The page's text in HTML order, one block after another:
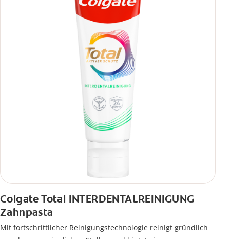
Colgate Total INTERDENTALREINIGUNG
Zahnpasta
Mit fortschrittlicher Reinigungstechnologie reinigt gründlich